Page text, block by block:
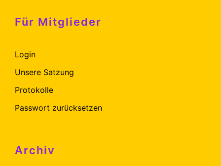
Für Mitglieder
Login
Unsere Satzung
Protokolle
Passwort zurücksetzen
Archiv